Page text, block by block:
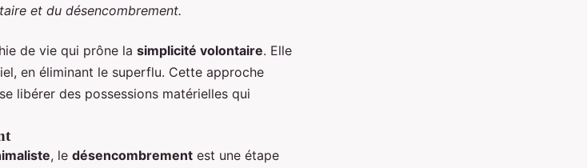
et du désencombrement.
de vie qui prône la simplicité volontaire. Elle
en éliminant le superflu. Cette approche
libérer des possessions matérielles qui
, le désencombrement est une étape